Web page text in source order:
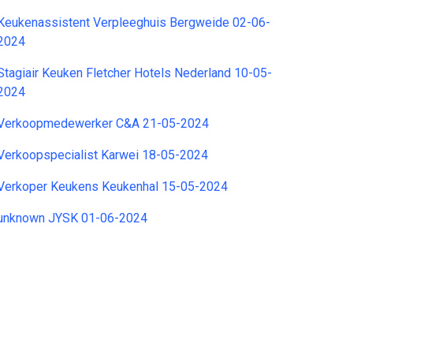
Keukenassistent Verpleeghuis Bergweide 02-06-
Keuken Fletcher Hotels Nederland 10-05-
C&A 21-05-2024
Karwei 18-05-2024
Keukens Keukenhal 15-05-2024
JYSK 01-06-2024